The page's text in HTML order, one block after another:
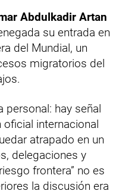
Abdulkadir Artan
su entrada en
del Mundial, un
migratorios del
personal: hay señal
oficial internacional
atrapado en un
delegaciones y
frontera” no es
la discusión era